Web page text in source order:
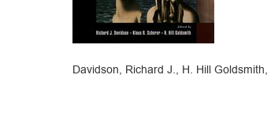
Davidson, Richard J., H. Hill